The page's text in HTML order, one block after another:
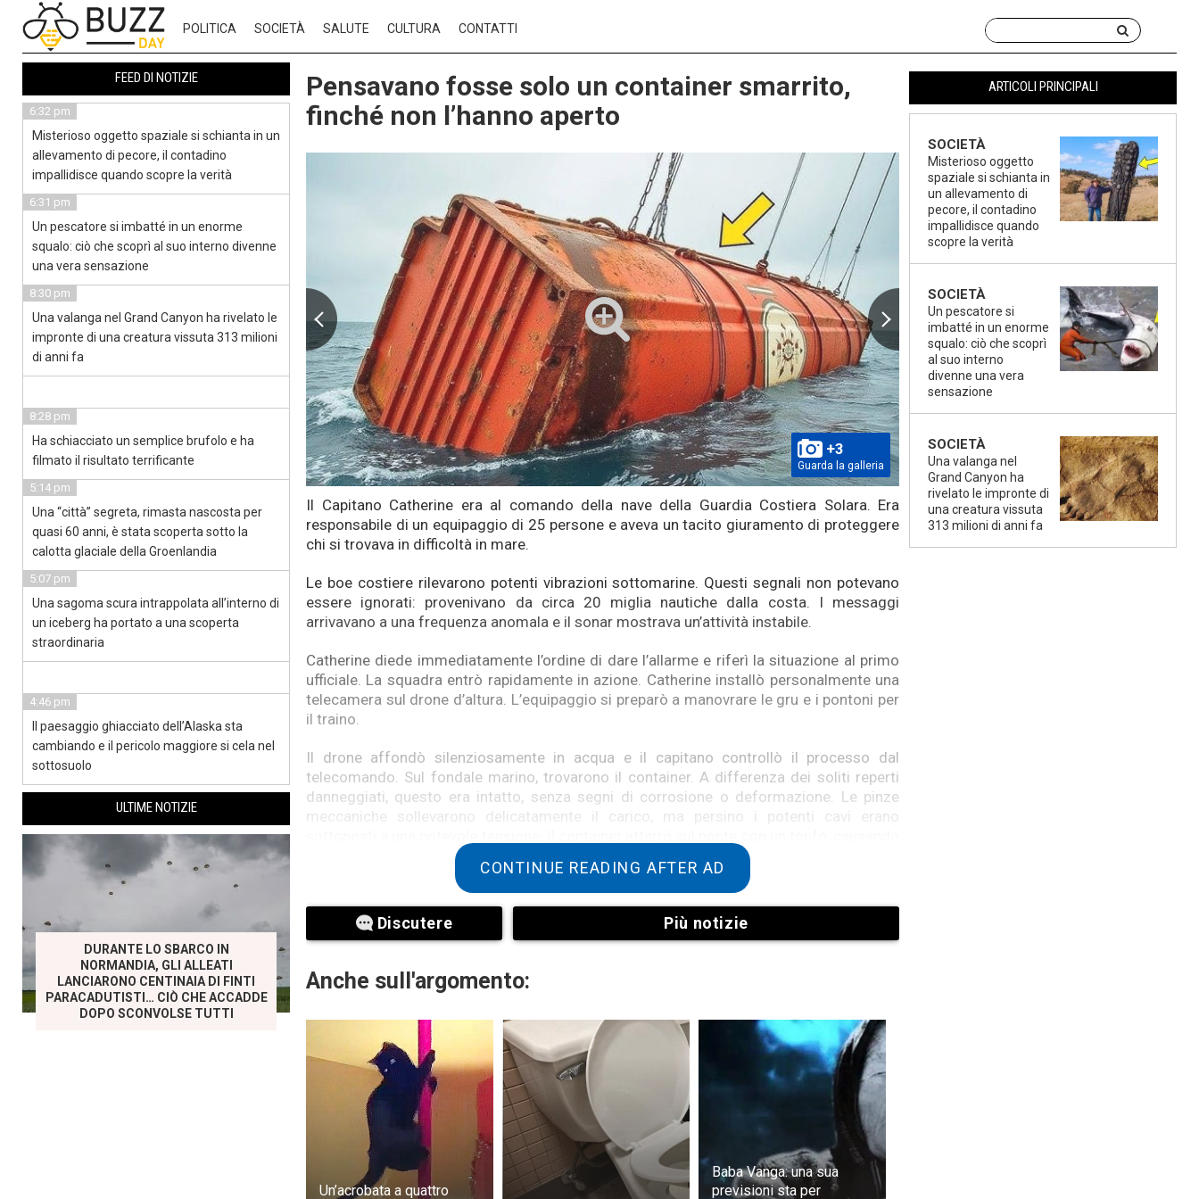
POLITICA SOCIETÀ SALUTE CULTURA CONTATTI
Pensavano fosse solo un container smarrito,
finché non l’hanno aperto
+3
Guarda la galleria
Il Capitano Catherine era al comando della nave della Guardia Costiera Solara. Era
responsabile di un equipaggio di 25 persone e aveva un tacito giuramento di proteggere
chi si trovava in difficoltà in mare.
Le boe costiere rilevarono potenti vibrazioni sottomarine. Questi segnali non potevano
essere ignorati: provenivano da circa 20 miglia nautiche dalla costa. I messaggi
arrivavano a una frequenza anomala e il sonar mostrava un’attività instabile.
Catherine diede immediatamente l’ordine di dare l’allarme e riferì la situazione al primo
ufficiale. La squadra entrò rapidamente in azione. Catherine installò personalmente una
telecamera sul drone d’altura. L’equipaggio si preparò a manovrare le gru e i pontoni per
il traino.
Il drone affondò silenziosamente in acqua e il capitano controllò il processo dal
telecomando. Sul fondale marino, trovarono il container. A differenza dei soliti reperti
danneggiati, questo era intatto, senza segni di corrosione o deformazione. Le pinze
meccaniche sollevarono delicatamente il carico, ma persino i potenti cavi erano
scalpore tra l’equipaggio. Furono usate delle cesoie per aprire la serratura centrale e la
Catherine rimase scioccata da ciò che vide all’interno: la stanza era arredata con mobili
saldamente fissati al pavimento e alle pareti. Sul pavimento era posata una cornice con
I pensieri di Catherine furono interrotti dalla scoperta di un membro dell’equipaggio:
messaggio veniva riprodotto, si udì una voce ansiosa: “Devo registrare questo prima che
ci trovino… Spero che qualcuno lo senta e ci aiuti. Ci sono persone in pericolo qui”. La
registrazione si interruppe bruscamente.
CONTINUE READING AFTER AD
Discutere Più notizie
Anche sull'argomento:
Un’acrobata a quattro
Baba Vanga: una sua
previsioni sta per
ARTICOLI PRINCIPALI
SOCIETÀ
Misterioso oggetto
spaziale si schianta in
un allevamento di
pecore, il contadino
impallidisce quando
scopre la verità
SOCIETÀ
Un pescatore si
imbatté in un enorme
squalo: ciò che scoprì
al suo interno
divenne una vera
sensazione
SOCIETÀ
Una valanga nel
Grand Canyon ha
rivelato le impronte di
una creatura vissuta
313 milioni di anni fa
FEED DI NOTIZIE
6:32 pm
Misterioso oggetto spaziale si schianta in un
allevamento di pecore, il contadino
impallidisce quando scopre la verità
6:31 pm
Un pescatore si imbatté in un enorme
squalo: ciò che scoprì al suo interno divenne
una vera sensazione
8:30 pm
Una valanga nel Grand Canyon ha rivelato le
impronte di una creatura vissuta 313 milioni
di anni fa
8:28 pm
Ha schiacciato un semplice brufolo e ha
filmato il risultato terrificante
5:14 pm
Una “città” segreta, rimasta nascosta per
quasi 60 anni, è stata scoperta sotto la
calotta glaciale della Groenlandia
5:07 pm
Una sagoma scura intrappolata all’interno di
un iceberg ha portato a una scoperta
straordinaria
4:46 pm
Il paesaggio ghiacciato dell’Alaska sta
cambiando e il pericolo maggiore si cela nel
sottosuolo
ULTIME NOTIZIE
DURANTE LO SBARCO IN
NORMANDIA, GLI ALLEATI
LANCIARONO CENTINAIA DI FINTI
PARACADUTISTI… CIÒ CHE ACCADDE
DOPO SCONVOLSE TUTTI